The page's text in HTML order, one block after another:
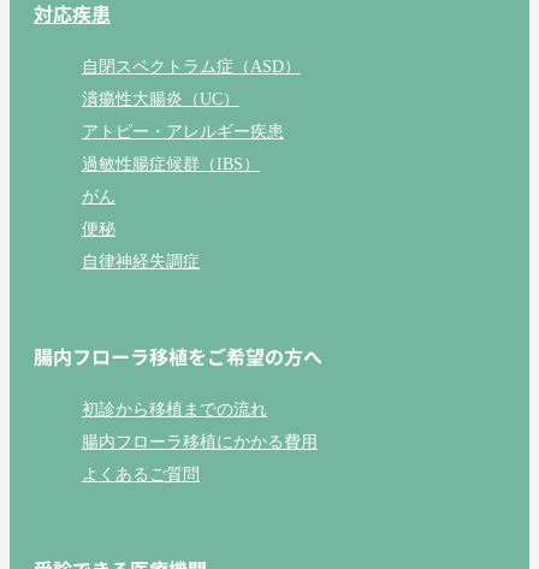
対応疾患
自閉スペクトラム症（ASD）
潰瘍性大腸炎（UC）
アトピー・アレルギー疾患
過敏性腸症候群（IBS）
がん
便秘
自律神経失調症
腸内フローラ移植をご希望の方へ
初診から移植までの流れ
腸内フローラ移植にかかる費用
よくあるご質問